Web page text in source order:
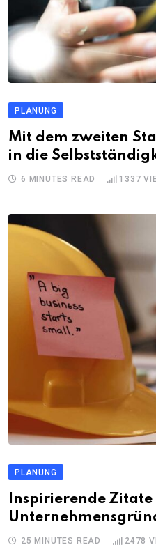
PLANUNG
Mit dem zweiten
in die
6 MINUTES READ 1337
PLANUNG
Inspirierende Zitate
25 MINUTES READ 2478